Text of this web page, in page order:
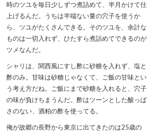
時のツユを毎日少しずつ煮詰めて、半月かけて仕
上げるんだ。うちは半端ない量の穴子を使うか
ら、ツユがたくさんできる。そのツユを、余計な
ものは一切入れず、ひたすら煮詰めてできるのが
ツメなんだ。
シャリは、関西風にすし酢に砂糖を入れず、塩と
酢のみ。甘味は砂糖じゃなくて、ご飯の甘味とい
う考え方だね。ご飯にまで砂糖を入れると、穴子
の味が負けちまうんだ。酢はツーンとした酸っぱ
さのない、酒粕の酢を使ってる。
俺が故郷の長野から東京に出てきたのは25歳の